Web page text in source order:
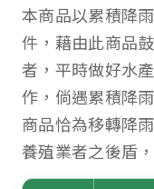
本商品以累積降
件，藉由此商品
者，平時做好水
作，倘遇累積降
商品恰為移轉降
養殖業者之後盾